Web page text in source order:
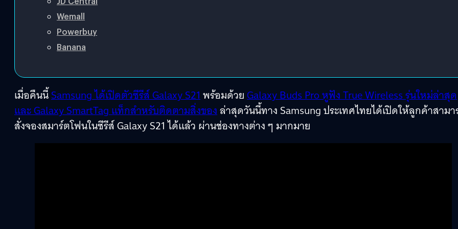
Wemall
Powerbuy
Banana
เมื่อคืนนี้Samsung ได้เปิดตัวซีรีส์ Galaxy S21พร้อมด้วยGalaxy Buds Pro หูฟัง True Wireless รุ่นใหม่ล่าสุด
และ Galaxy SmartTag แท็กสำหรับติดตามสิ่งของล่าสุดวันนี้ทาง Samsung ประเทศไทยได้เปิดให้ลูกค้าสาม
สั่งจองสมาร์ตโฟนในซีรีส์ Galaxy S21 ได้แล้ว ผ่านช่องทางต่าง ๆ มากมาย